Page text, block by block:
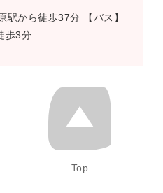
駅から徒歩37分 【バス】
歩3分
Top